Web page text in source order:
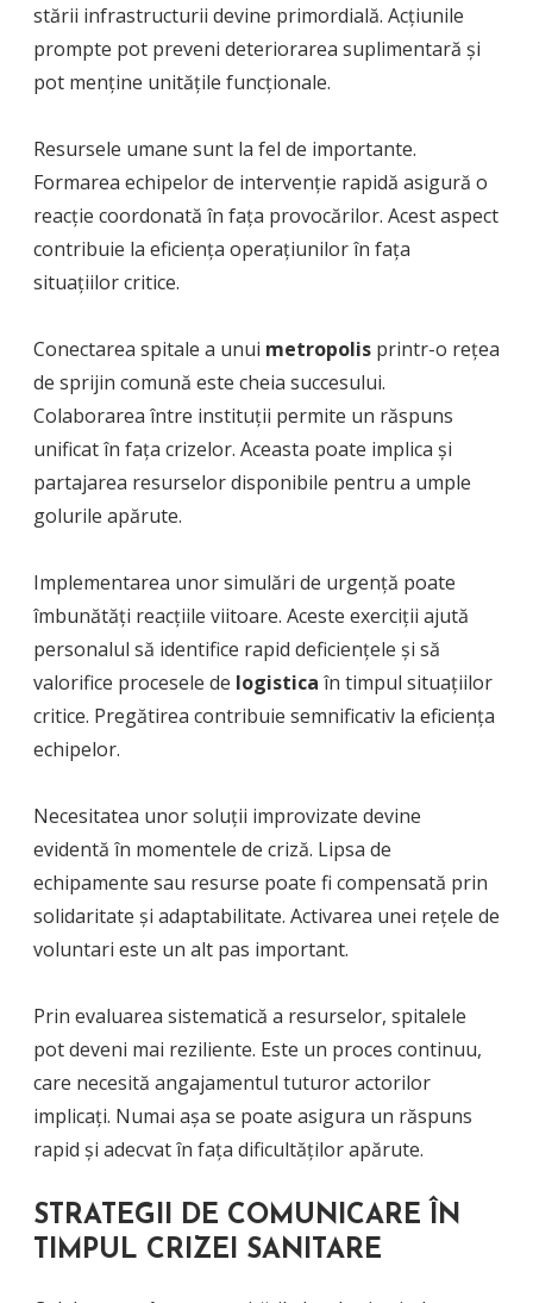
stării infrastructurii devine primordială. Acțiunile
prompte pot preveni deteriorarea suplimentară și
pot menține unitățile funcționale.
Resursele umane sunt la fel de importante.
Formarea echipelor de intervenție rapidă asigură o
reacție coordonată în fața provocărilor. Acest aspect
contribuie la eficiența operațiunilor în fața
situațiilor critice.
Conectarea spitale a unui metropolis printr-o rețea
de sprijin comună este cheia succesului.
Colaborarea între instituții permite un răspuns
unificat în fața crizelor. Aceasta poate implica și
partajarea resurselor disponibile pentru a umple
golurile apărute.
Implementarea unor simulări de urgență poate
îmbunătăți reacțiile viitoare. Aceste exerciții ajută
personalul să identifice rapid deficiențele și să
valorifice procesele de logistica în timpul situațiilor
critice. Pregătirea contribuie semnificativ la eficiența
echipelor.
Necesitatea unor soluții improvizate devine
evidentă în momentele de criză. Lipsa de
echipamente sau resurse poate fi compensată prin
solidaritate și adaptabilitate. Activarea unei rețele de
voluntari este un alt pas important.
Prin evaluarea sistematică a resurselor, spitalele
pot deveni mai reziliente. Este un proces continuu,
care necesită angajamentul tuturor actorilor
implicați. Numai așa se poate asigura un răspuns
rapid și adecvat în fața dificultăților apărute.
STRATEGII DE COMUNICARE ÎN
TIMPUL CRIZEI SANITARE